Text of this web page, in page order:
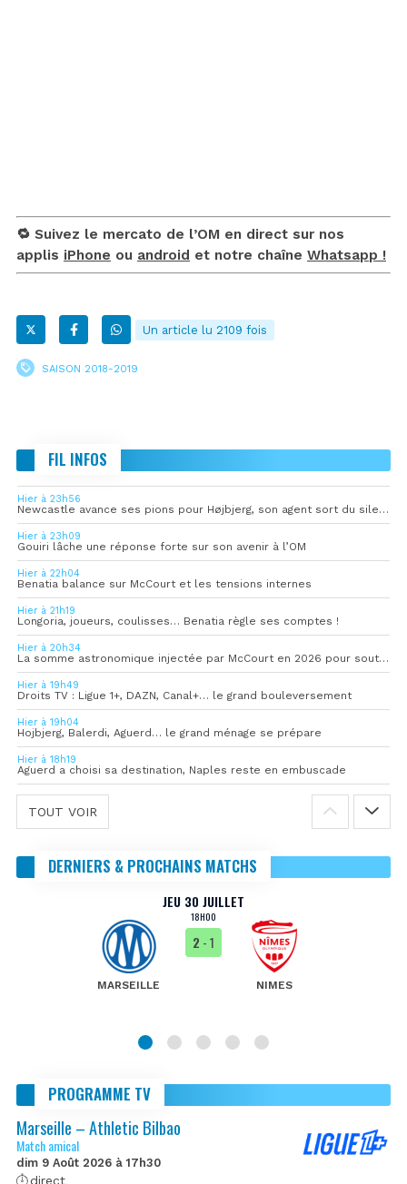
🔁 Suivez le mercato de l’OM en direct sur nos
applis iPhone ou android et notre chaîne Whatsapp !
Un article lu 2109 fois
SAISON 2018-2019
FIL INFOS
Hier à 23h56
Newcastle avance ses pions pour Højbjerg, son agent sort du silence
Hier à 23h09
Gouiri lâche une réponse forte sur son avenir à l’OM
Hier à 22h04
Benatia balance sur McCourt et les tensions internes
Hier à 21h19
Longoria, joueurs, coulisses… Benatia règle ses comptes !
Hier à 20h34
La somme astronomique injectée par McCourt en 2026 pour soutenir l’OM
Hier à 19h49
Droits TV : Ligue 1+, DAZN, Canal+… le grand bouleversement
Hier à 19h04
Hojbjerg, Balerdi, Aguerd… le grand ménage se prépare
Hier à 18h19
Aguerd a choisi sa destination, Naples reste en embuscade
TOUT VOIR
DERNIERS & PROCHAINS MATCHS
JEU 30 JUILLET
18H00
MARSEILLE
2 - 1
NIMES
PROGRAMME TV
Marseille – Athletic Bilbao
Match amical
dim 9 Août 2026 à 17h30
direct